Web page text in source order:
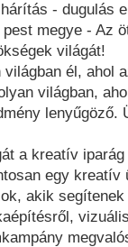
- dugulás
megye - Az
világát!
él, ahol
világban,
lenyűgöző.
a kreatív
egy kreatív
akik